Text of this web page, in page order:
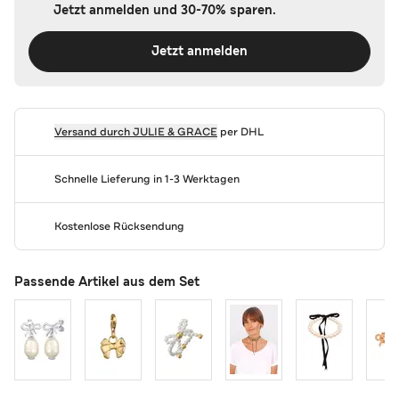
Jetzt anmelden und 30-70% sparen.
Jetzt anmelden
Versand durchJULIE & GRACEper DHL
Schnelle Lieferung in 1-3 Werktagen
Kostenlose Rücksendung
Passende Artikel aus dem Set